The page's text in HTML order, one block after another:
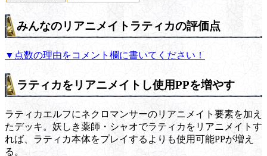
みんなのリアニメイトラティカの評価点
▼点数の理由をコメント欄に書いてください！
ラティカをリアニメイトし使用PPを増やす
ラティカエルフにネクロマンサーのリアニメイト要素を加え
たデッキ。妖しき薬師・シャオでラティカをリアニメイトす
れば、ラティカ本体をプレイするよりも使用可能PPが増え
る。